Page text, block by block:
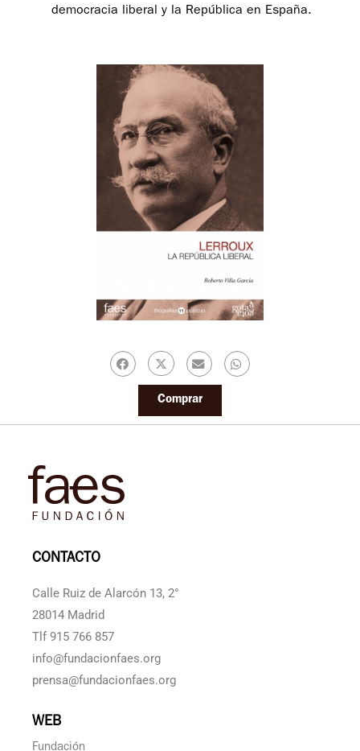
democracia liberal y la República en España.
Comprar
CONTACTO
Calle Ruiz de Alarcón 13, 2°
28014 Madrid
Tlf 915 766 857
info@fundacionfaes.org
prensa@fundacionfaes.org
WEB
Fundación